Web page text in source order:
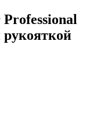
рукояткой